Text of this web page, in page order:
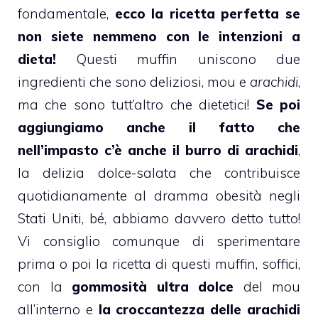
fondamentale, ecco la ricetta perfetta se
non siete nemmeno con le intenzioni a
dieta! Questi muffin uniscono due
ingredienti che sono deliziosi, mou e arachidi,
ma che sono tutt’altro che dietetici! Se poi
aggiungiamo anche il fatto che
nell’impasto c’è anche il burro di arachidi,
la delizia dolce-salata che contribuisce
quotidianamente al dramma obesità negli
Stati Uniti, bé, abbiamo davvero detto tutto!
Vi consiglio comunque di sperimentare
prima o poi la ricetta di questi muffin, soffici,
con la gommosità ultra dolce del mou
all’interno e la croccantezza delle arachidi